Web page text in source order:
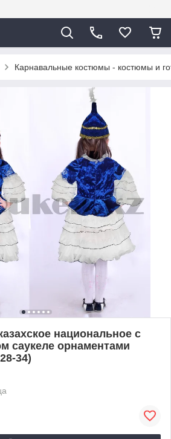
Карнавальные костюмы - костюмы и
национальное с
саукеле орнаментами
34)